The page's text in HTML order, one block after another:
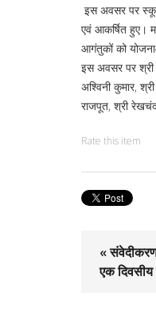
इस अवसर पर
एवं आकर्षित हुए।
आगंतुकों को
इस अवसर पर श्री
अश्विनी कुमार,
राजपूत, श्री
Rate this item
«
एक दिवसीय